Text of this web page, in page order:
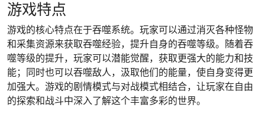
游戏特点
游戏的核心特点在于吞噬系统。玩家可以通过消灭各种怪物
和采集资源来获取吞噬经验，提升自身的吞噬等级。随着吞
噬等级的提升，玩家可以潜能觉醒，获取更强大的能力和技
能；同时也可以吞噬敌人，汲取他们的能量，使自身变得更
加强大。游戏的剧情模式与对战模式相结合，让玩家在自由
的探索和战斗中深入了解这个丰富多彩的世界。